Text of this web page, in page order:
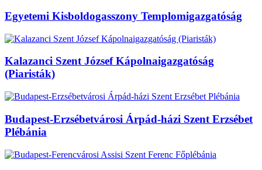
Egyetemi Kisboldogasszony Templomigazgatóság
Kalazanci Szent József Kápolnaigazgatóság
(Piaristák)
Budapest-Erzsébetvárosi Árpád-házi Szent Erzsébet
Plébánia